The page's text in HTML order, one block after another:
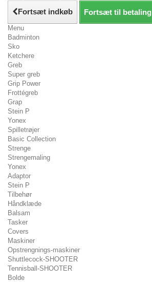
Fortsæt indkøb Fortsæt til betaling
Menu
Badminton
Sko
Ketchere
Greb
Super greb
Grip Power
Frottégreb
Grap
Stein P
Yonex
Spilletrøjer
Basic Collection
Strenge
Strengemaling
Yonex
Adaptor
Stein P
Tilbehør
Håndklæde
Balsam
Tasker
Covers
Maskiner
Opstrengnings-maskiner
Shuttlecock-SHOOTER
Tennisball-SHOOTER
Bolde